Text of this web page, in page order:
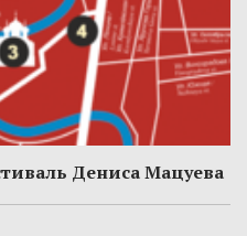
Дениса Мацуева